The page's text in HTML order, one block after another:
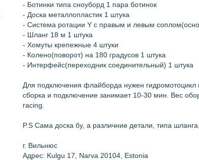
- Ботинки типа сноуборд 1 пара ботинок
- Доска металлопластик 1 штука
- Система ротации Y с правым и левым
- Шланг 18 м 1 штука
- Хомуты крепежные 4 штуки
- Колено(поворот) на 180 градусов 1 штука
- Интерфейс(переходник соединительный) 1 штука
Для подключения флайборда нужен
сборка и подключение занимает 10-30 мин. Вес
racing.
P.S Сама доска бу, а различние детали, типа
г. Вильнюс
Адрес: Kulgu 17, Narva 20104, Estonia